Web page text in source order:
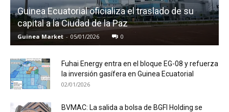
Guinea Ecuatorial oficializa el traslado de su
capital a la Ciudad de la Paz
Guinea Market - 05/01/2026 0
Fuhai Energy entra en el bloque EG-08 y refuerza
la inversión gasífera en Guinea Ecuatorial
02/01/2026
BVMAC: La salida a bolsa de BGFI Holding se